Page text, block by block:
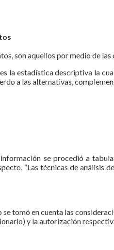
son aquellos por medio de
la estadística descriptiva la
a las alternativas,
se procedió a
“Las técnicas de análisis
se tomó en cuenta las
y la autorización